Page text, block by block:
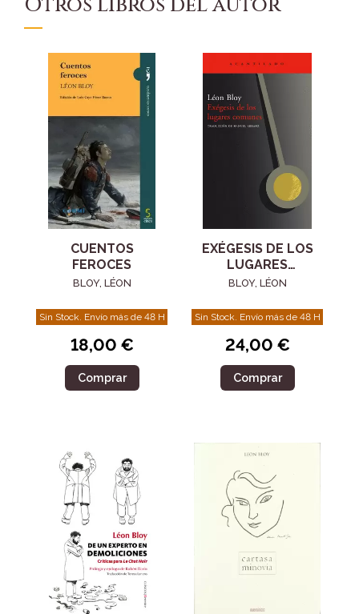
CUENTOS
FEROCES
BLOY, LÉON
Sin Stock. Envío más de 48 H
18,00 €
Comprar
EXÉGESIS DE LOS
LUGARES
COMUNES
BLOY, LÉON
Sin Stock. Envío más de 48 H
24,00 €
Comprar